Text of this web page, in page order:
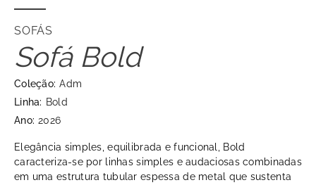
SOFÁS
Sofá Bold
Coleção: Adm
Linha: Bold
Ano: 2026
Elegância simples, equilibrada e funcional, Bold
caracteriza-se por linhas simples e audaciosas combinadas
em uma estrutura tubular espessa de metal que sustenta